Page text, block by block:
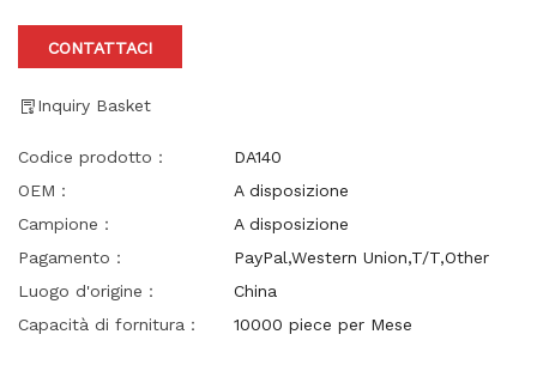
CONTATTACI
Inquiry Basket
Codice prodotto：
DA140
OEM：
A disposizione
Campione：
A disposizione
Pagamento：
PayPal,Western Union,T/T,Other
Luogo d'origine：
China
Capacità di fornitura：
10000 piece per Mese